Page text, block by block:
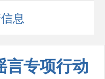
息
言专项行动